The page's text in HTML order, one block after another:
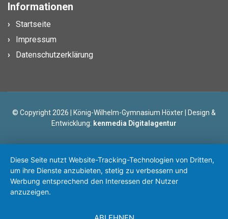
Informationen
Startseite
Impressum
Datenschutzerklärung
© Copyright 2026 | König-Wilhelm-Gymnasium Höxter | Design &
Entwicklung: kenmedia Digitalagentur
Diese Seite nutzt Website-Tracking-Technologien von Dritten,
um ihre Dienste anzubieten, stetig zu verbessern und
Werbung entsprechend den Interessen der Nutzer
anzuzeigen.